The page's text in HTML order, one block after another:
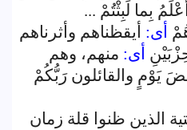
بِما لَبِثْتُمْ ...
أى: أيقظناهم وأثرناهم
أى: منهم، وهم
بَعْضَ يَوْمٍ والقائلون رَبُّكُمْ
الذين ظنوا قلة زمان